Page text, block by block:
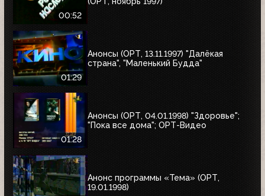
00:52
01:29
Анонсы (ОРТ, 13.11.1997) "Далёкая
страна", "Маленький Будда"
01:28
Анонсы (ОРТ, 04.01.1998) "Здоровье";
"Пока все дома"; ОРТ-Видео
Анонс программы «Тема» (ОРТ,
19.01.1998)